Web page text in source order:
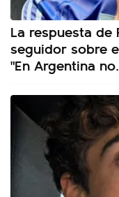
La respuesta de
seguidor sobre
"En Argentina